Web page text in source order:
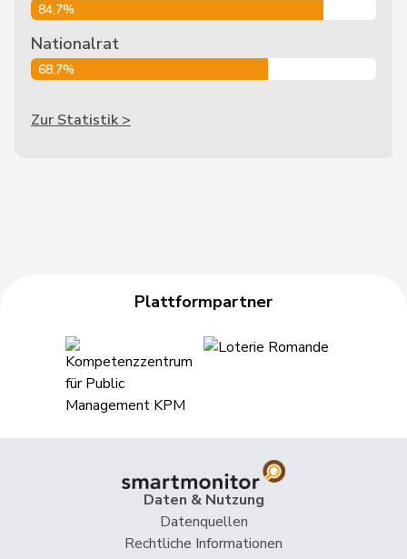
84,7%
Nationalrat
68,7%
Zur Statistik >
Plattformpartner
Daten & Nutzung
Datenquellen
Rechtliche Informationen